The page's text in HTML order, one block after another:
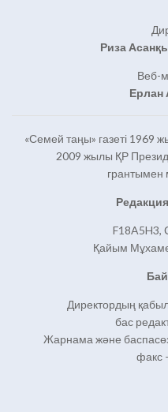
Риза
Веб-
Ерлан
«Семей таңы» газеті 1969
2009 жылы ҚР
грантымен
F18A5H3,
Қайым
Директордың
бас
Жарнама және
факс